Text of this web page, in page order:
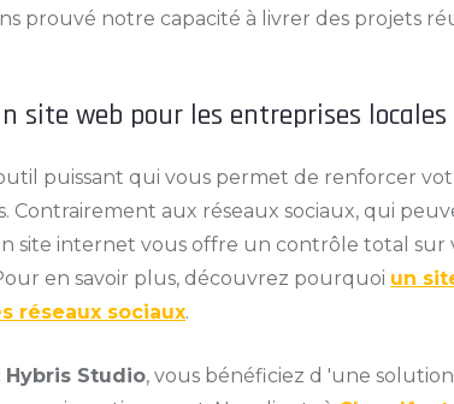
prouvé notre capacité à livrer des projets
site web pour les entreprises locales
puissant qui vous permet de renforcer
Contrairement aux réseaux sociaux, qui
site internet vous offre un contrôle total
en savoir plus, découvrez pourquoi un
réseaux sociaux.
Hybris Studio, vous bénéficiez d 'une